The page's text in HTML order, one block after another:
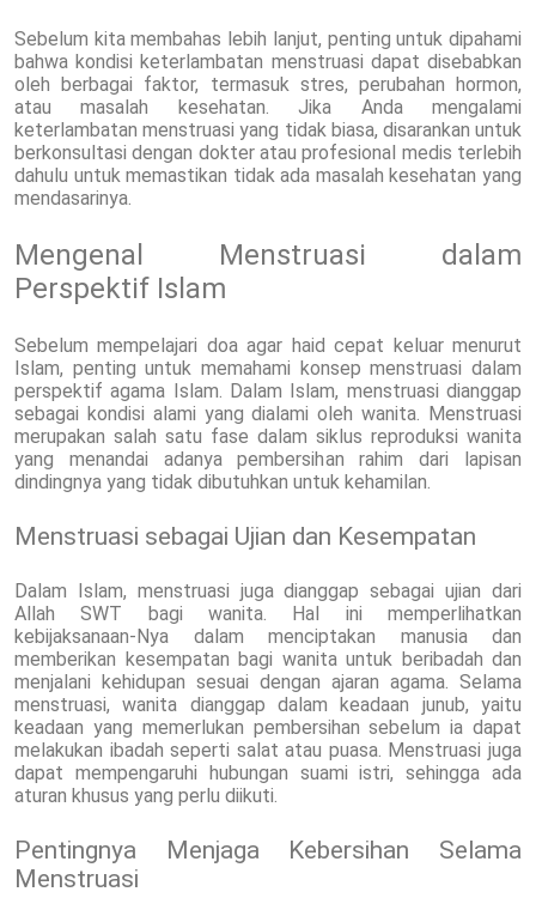
Sebelum kita membahas lebih lanjut, penting untuk dipahami
bahwa kondisi keterlambatan menstruasi dapat disebabkan
oleh berbagai faktor, termasuk stres, perubahan hormon,
atau masalah kesehatan. Jika Anda mengalami
keterlambatan menstruasi yang tidak biasa, disarankan untuk
berkonsultasi dengan dokter atau profesional medis terlebih
dahulu untuk memastikan tidak ada masalah kesehatan yang
mendasarinya.
Mengenal Menstruasi dalam
Perspektif Islam
Sebelum mempelajari doa agar haid cepat keluar menurut
Islam, penting untuk memahami konsep menstruasi dalam
perspektif agama Islam. Dalam Islam, menstruasi dianggap
sebagai kondisi alami yang dialami oleh wanita. Menstruasi
merupakan salah satu fase dalam siklus reproduksi wanita
yang menandai adanya pembersihan rahim dari lapisan
dindingnya yang tidak dibutuhkan untuk kehamilan.
Menstruasi sebagai Ujian dan Kesempatan
Dalam Islam, menstruasi juga dianggap sebagai ujian dari
Allah SWT bagi wanita. Hal ini memperlihatkan
kebijaksanaan-Nya dalam menciptakan manusia dan
memberikan kesempatan bagi wanita untuk beribadah dan
menjalani kehidupan sesuai dengan ajaran agama. Selama
menstruasi, wanita dianggap dalam keadaan junub, yaitu
keadaan yang memerlukan pembersihan sebelum ia dapat
melakukan ibadah seperti salat atau puasa. Menstruasi juga
dapat mempengaruhi hubungan suami istri, sehingga ada
aturan khusus yang perlu diikuti.
Pentingnya Menjaga Kebersihan Selama
Menstruasi